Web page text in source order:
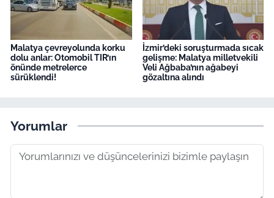
Malatya çevreyolunda korku
dolu anlar: Otomobil TIR’ın
önünde metrelerce
sürüklendi!
İzmir’deki soruşturmada sıcak
gelişme: Malatya milletvekili
Veli Ağbaba’nın ağabeyi
gözaltına alındı
Yorumlar